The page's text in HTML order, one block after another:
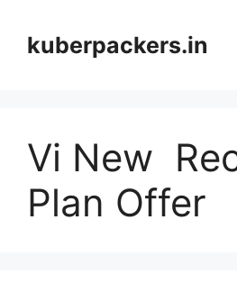
contentkuberpackers.in
Vi New
Plan Offer